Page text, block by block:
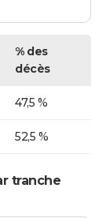
% des
décès
47,5 %
52,5 %
tranche